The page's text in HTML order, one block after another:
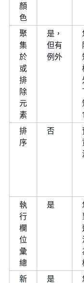
顏
色
聚
集
於
或
排
除
元
素
是，
但有
例外
排
序
否
執
行
欄
位
彙
總
是
新 是